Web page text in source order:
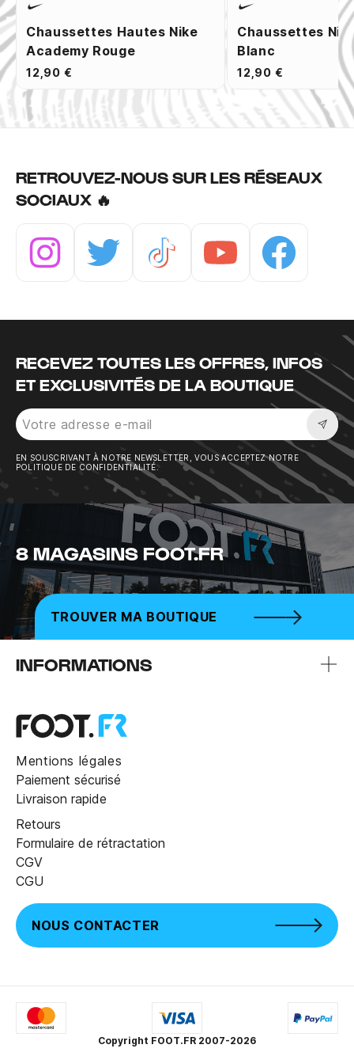
Chaussettes Hautes Nike
Academy Rouge
12,90 €
Chaussettes
Blanc
12,90 €
RETROUVEZ-NOUS SUR LES RÉSEAUX
SOCIAUX 🔥
RECEVEZ TOUTES LES OFFRES, INFOS
ET EXCLUSIVITÉS DE LA BOUTIQUE
EN SOUSCRIVANT À NOTRE NEWSLETTER, VOUS ACCEPTEZ NOTRE
POLITIQUE DE CONFIDENTIALITÉ.
8 MAGASINS FOOT.FR
TROUVER MA BOUTIQUE
INFORMATIONS
Mentions légales
Paiement sécurisé
Livraison rapide
Retours
Formulaire de rétractation
CGV
CGU
NOUS CONTACTER
Copyright FOOT.FR 2007-2026